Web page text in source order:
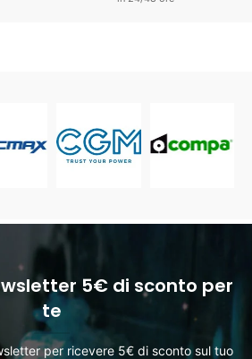
5€ di sconto per
te
per ricevere 5€ di sconto sul tuo